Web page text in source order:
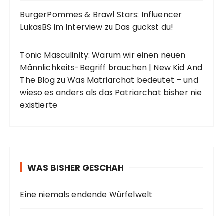
BurgerPommes & Brawl Stars: Influencer
LukasBS im Interview zu Das guckst du!
Tonic Masculinity: Warum wir einen neuen
Männlichkeits-Begriff brauchen | New Kid And
The BlogzuWas Matriarchat bedeutet – und
wieso es anders als das Patriarchat bisher nie
existierte
WAS BISHER GESCHAH
Eine niemals endende Würfelwelt